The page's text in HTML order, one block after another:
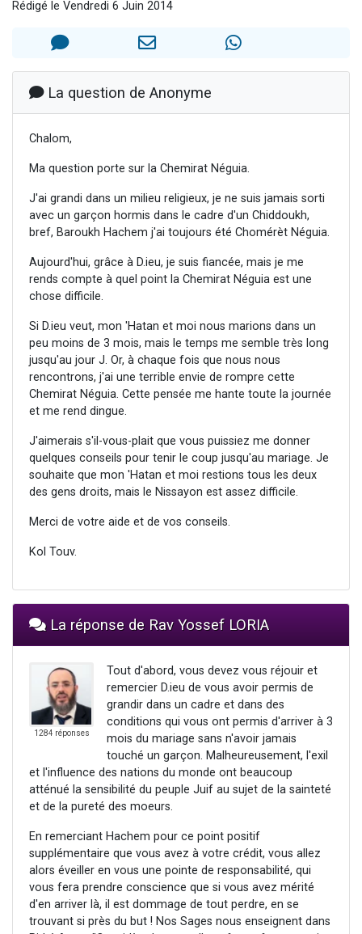
Il reste 49 places pour étudier en groupe sur Zoom
Nathaniel vient de donner son Maasser
4 personnes viennent de nous rejoindre sur WhatsApp
Rédigé le Vendredi 6 Juin 2014
La question de Anonyme
Chalom,
Ma question porte sur la Chemirat Néguia.
J'ai grandi dans un milieu religieux, je ne suis jamais sorti
avec un garçon hormis dans le cadre d'un Chiddoukh,
bref, Baroukh Hachem j'ai toujours été Chomérèt Néguia.
Aujourd'hui, grâce à D.ieu, je suis fiancée, mais je me
rends compte à quel point la Chemirat Néguia est une
chose difficile.
Si D.ieu veut, mon 'Hatan et moi nous marions dans un
peu moins de 3 mois, mais le temps me semble très long
jusqu'au jour J. Or, à chaque fois que nous nous
rencontrons, j'ai une terrible envie de rompre cette
Chemirat Néguia. Cette pensée me hante toute la journée
et me rend dingue.
J'aimerais s'il-vous-plait que vous puissiez me donner
quelques conseils pour tenir le coup jusqu'au mariage. Je
souhaite que mon 'Hatan et moi restions tous les deux
des gens droits, mais le Nissayon est assez difficile.
Merci de votre aide et de vos conseils.
Kol Touv.
La réponse de Rav Yossef LORIA
1284 réponses
Tout d'abord, vous devez vous réjouir et
remercier D.ieu de vous avoir permis de
grandir dans un cadre et dans des
conditions qui vous ont permis d'arriver à 3
mois du mariage sans n'avoir jamais
touché un garçon. Malheureusement, l'exil
et l'influence des nations du monde ont beaucoup
atténué la sensibilité du peuple Juif au sujet de la sainteté
et de la pureté des moeurs.
En remerciant Hachem pour ce point positif
supplémentaire que vous avez à votre crédit, vous allez
alors éveiller en vous une pointe de responsabilité, qui
vous fera prendre conscience que si vous avez mérité
d'en arriver là, il est dommage de tout perdre, en se
trouvant si près du but ! Nos Sages nous enseignent dans